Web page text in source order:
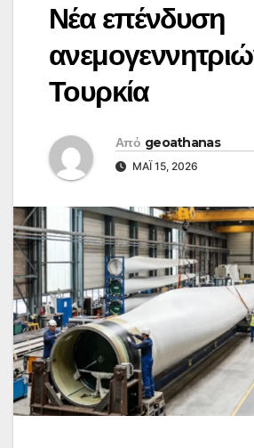
Νέα επένδυση
Τουρκία
Από geoathanas
ΜΆΙ 15, 2026